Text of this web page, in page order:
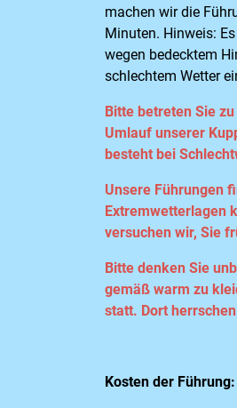
machen wir die
Minuten. Hinweis:
wegen bedecktem
schlechtem Wetter
Bitte betreten Sie
Umlauf unserer
besteht bei
Unsere Führungen
Extremwetterlagen
versuchen wir, Sie
Bitte denken Sie
gemäß warm zu
statt. Dort
Kosten der Führung: